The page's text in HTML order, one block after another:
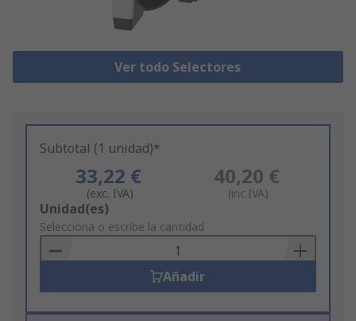
Ver todo Selectores
Subtotal (1 unidad)*
33,22 €
(exc. IVA)
40,20 €
(inc.IVA)
Add
to
Basket
Unidad(es)
Selecciona o escribe la cantidad
Añadir